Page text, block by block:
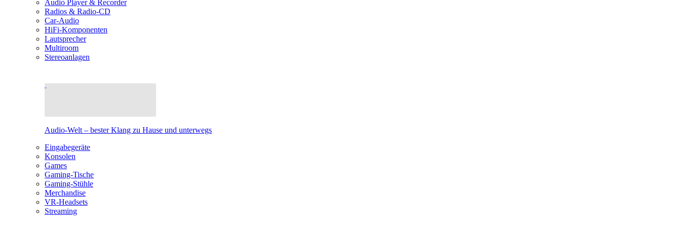
Audio Player & Recorder
Radios & Radio-CD
Car-Audio
HiFi-Komponenten
Lautsprecher
Multiroom
Stereoanlagen
Audio-Welt – bester Klang zu Hause und unterwegs
Eingabegeräte
Konsolen
Games
Gaming-Tische
Gaming-Stühle
Merchandise
VR-Headsets
Streaming